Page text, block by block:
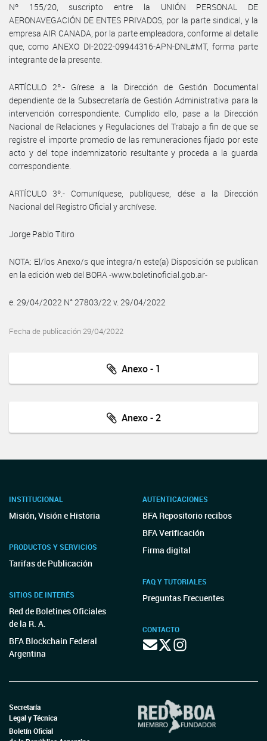
Nº 155/20, suscripto entre la UNIÓN PERSONAL DE
AERONAVEGACIÓN DE ENTES PRIVADOS, por la parte sindical, y la
empresa AIR CANADA, por la parte empleadora, conforme al detalle
que, como ANEXO DI-2022-09944316-APN-DNL#MT, forma parte
integrante de la presente.
ARTÍCULO 2º.- Gírese a la Dirección de Gestión Documental
dependiente de la Subsecretaría de Gestión Administrativa para la
intervención correspondiente. Cumplido ello, pase a la Dirección
Nacional de Relaciones y Regulaciones del Trabajo a fin de que se
registre el importe promedio de las remuneraciones fijado por este
acto y del tope indemnizatorio resultante y proceda a la guarda
correspondiente.
ARTÍCULO 3º.- Comuníquese, publíquese, dése a la Dirección
Nacional del Registro Oficial y archívese.
Jorge Pablo Titiro
NOTA: El/los Anexo/s que integra/n este(a) Disposición se publican
en la edición web del BORA -www.boletinoficial.gob.ar-
e. 29/04/2022 N° 27803/22 v. 29/04/2022
Fecha de publicación 29/04/2022
Anexo - 1
Anexo - 2
INSTITUCIONAL
Misión, Visión e Historia
PRODUCTOS Y SERVICIOS
Tarifas de Publicación
SITIOS DE INTERÉS
Red de Boletines Oficiales
de la R. A.
BFA Blockchain Federal
Argentina
AUTENTICACIONES
BFA Repositorio recibos
BFA Verificación
Firma digital
FAQ Y TUTORIALES
Preguntas Frecuentes
CONTACTO
Secretaría
Legal y Técnica
Boletín Oficial